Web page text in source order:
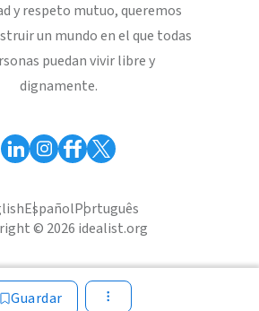
Guardar
y respeto mutuo, queremos
un mundo en el que todas
puedan vivir libre y
dignamente.
EspañolPortuguês
© 2026 idealist.org